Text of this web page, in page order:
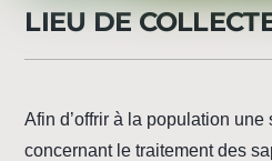
LIEU DE
Afin d’offrir à la population
concernant le traitement des